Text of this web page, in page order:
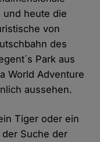
und heute die
von
des
Park aus
World Adventure
aussehen.
Tiger oder ein
Suche der